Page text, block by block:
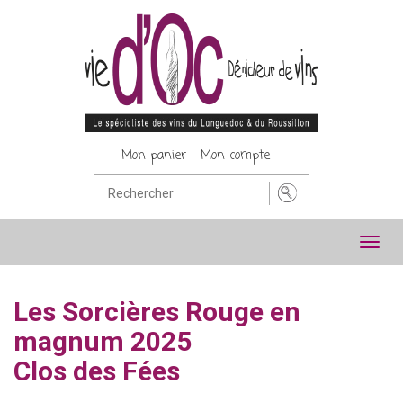
Mon panier Mon compte
Les Sorcières Rouge en
magnum 2025
Clos des Fées